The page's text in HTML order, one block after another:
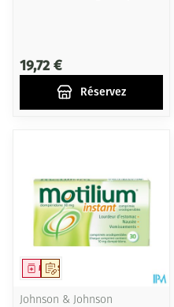
19,72 €
Réservez
Sur prescription
Médicament
Johnson & Johnson